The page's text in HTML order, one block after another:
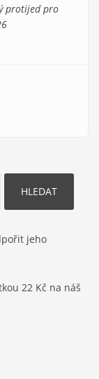
protijed pro
jeho
22 Kč na náš